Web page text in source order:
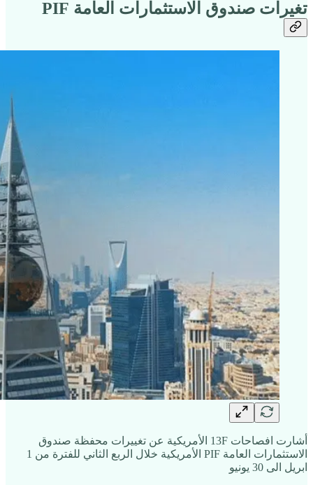
تغيرات صندوق الاستثمارات العامة PIF
أشارت افصاحات 13F الأمريكية عن تغييرات محفظة صندوق
الاستثمارات العامة PIF الأمريكية خلال الربع الثاني للفترة من 1
ابريل الى 30 يونيو